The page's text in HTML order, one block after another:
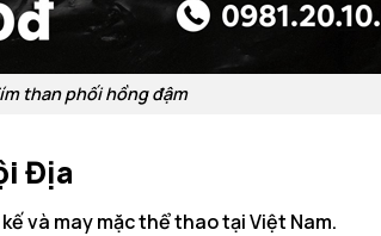
than phối hồng đậm
Địa
và may mặc thể thao tại Việt Nam.